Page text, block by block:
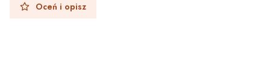
Oceń i opisz